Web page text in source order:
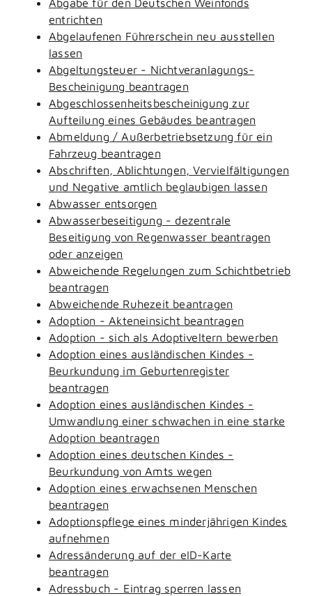
entrichten
Abgelaufenen Führerschein neu ausstellen
lassen
Abgeltungsteuer - Nichtveranlagungs-
Bescheinigung beantragen
Abgeschlossenheitsbescheinigung zur
Aufteilung eines Gebäudes beantragen
Abmeldung / Außerbetriebsetzung für ein
Fahrzeug beantragen
Abschriften, Ablichtungen, Vervielfältigungen
und Negative amtlich beglaubigen lassen
Abwasser entsorgen
Abwasserbeseitigung - dezentrale
Beseitigung von Regenwasser beantragen
oder anzeigen
Abweichende Regelungen zum Schichtbetrieb
beantragen
Abweichende Ruhezeit beantragen
Adoption - Akteneinsicht beantragen
Adoption - sich als Adoptiveltern bewerben
Adoption eines ausländischen Kindes -
Beurkundung im Geburtenregister
beantragen
Adoption eines ausländischen Kindes -
Umwandlung einer schwachen in eine starke
Adoption beantragen
Adoption eines deutschen Kindes -
Beurkundung von Amts wegen
Adoption eines erwachsenen Menschen
beantragen
Adoptionspflege eines minderjährigen Kindes
aufnehmen
Adressänderung auf der eID-Karte
beantragen
Adressbuch - Eintrag sperren lassen